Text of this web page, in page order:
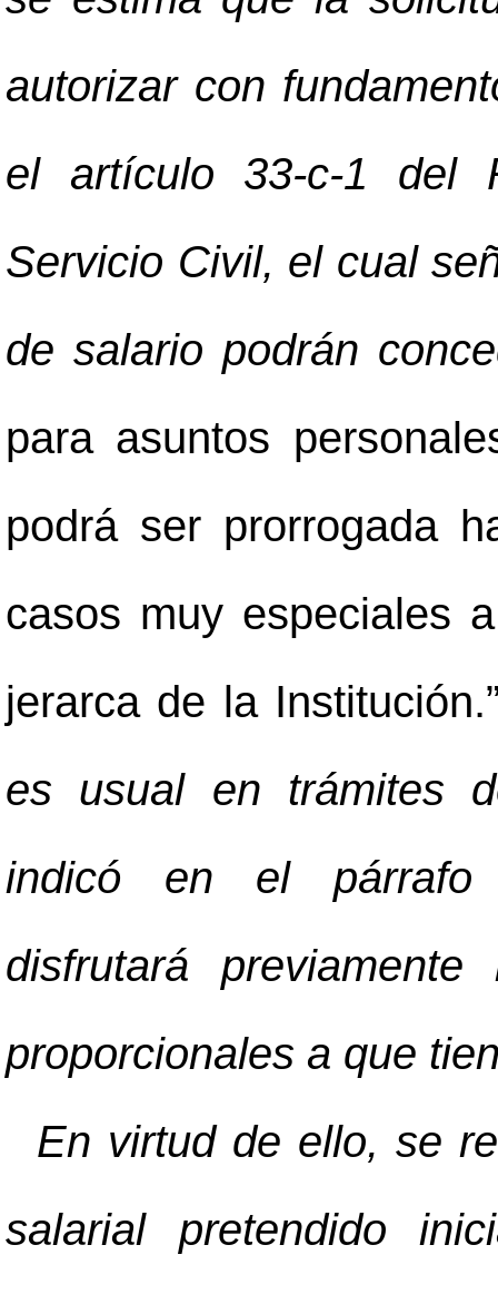
autorizar con
el artículo 33-c-1 del
Servicio Civil, el cual
de salario podrán
para asuntos
podrá ser prorrogada
casos muy especiales
jerarca de la
es usual en trámites
indicó en el párrafo
disfrutará
proporcionales a que
En virtud de ello, se
salarial pretendido